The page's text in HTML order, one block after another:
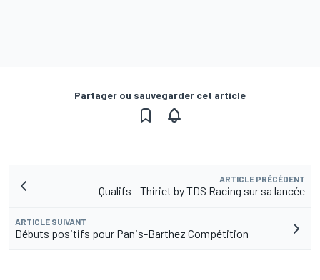
Partager ou sauvegarder cet article
ARTICLE PRÉCÉDENT
Qualifs - Thiriet by TDS Racing sur sa lancée
ARTICLE SUIVANT
Débuts positifs pour Panis-Barthez Compétition